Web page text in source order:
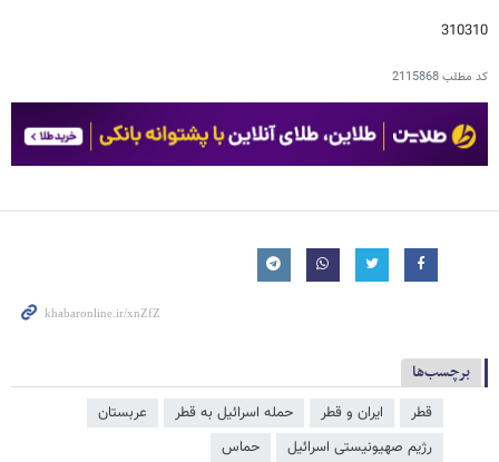
310310
کد مطلب2115868
برچسب‌ها
قطر ایران و قطر حمله اسرائیل به قطر
عربستان
رژیم صهیونیستی اسرائیل
حماس